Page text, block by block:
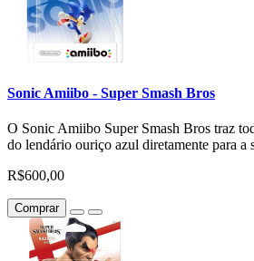
Sonic Amiibo - Super Smash Bros
O Sonic Amiibo Super Smash Bros traz
do lendário ouriço azul diretamente para a
R$600,00
Comprar